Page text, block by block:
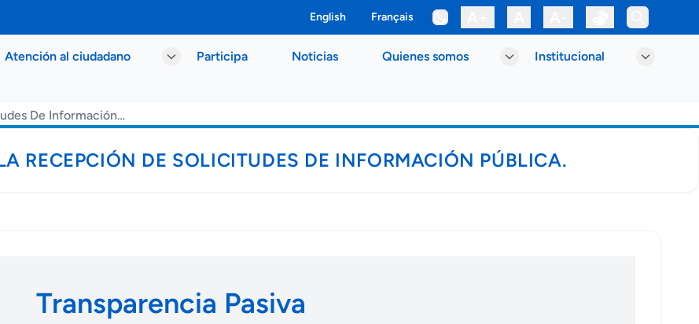
English Français
Atención al ciudadano Participa Noticias Quienes somos Institucional
Formulario Para La Recepción De Solicitudes De Información Pública
RECEPCIÓN DE SOLICITUDES DE INFORMACIÓN PÚBLICA.
Transparencia Pasiva